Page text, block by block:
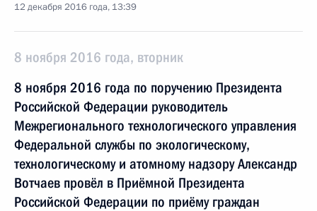
12 декабря 2016 года, 13:39
8 ноября 2016 года, вторник
8 ноября 2016 года по поручению Президента
Российской Федерации руководитель
Межрегионального технологического управления
Федеральной службы по экологическому,
технологическому и атомному надзору Александр
Вотчаев провёл в Приёмной Президента
Российской Федерации по приёму граждан